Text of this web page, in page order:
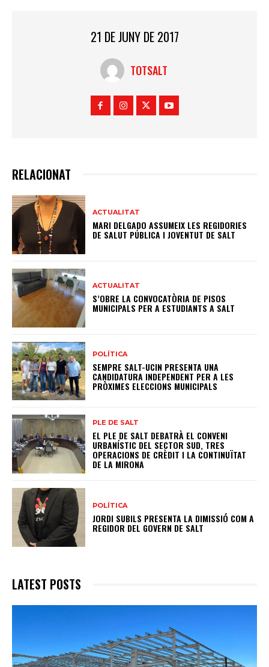
21 DE JUNY DE 2017
TOTSALT
RELACIONAT
ACTUALITAT
MARI DELGADO ASSUMEIX LES REGIDORIES
DE SALUT PÚBLICA I JOVENTUT DE SALT
ACTUALITAT
S’OBRE LA CONVOCATÒRIA DE PISOS
MUNICIPALS PER A ESTUDIANTS A SALT
POLÍTICA
SEMPRE SALT-UCIN PRESENTA UNA
CANDIDATURA INDEPENDENT PER A LES
PRÒXIMES ELECCIONS MUNICIPALS
PLE DE SALT
EL PLE DE SALT DEBATRÀ EL CONVENI
URBANÍSTIC DEL SECTOR SUD, TRES
OPERACIONS DE CRÈDIT I LA CONTINUÏTAT
DE LA MIRONA
POLÍTICA
JORDI SUBILS PRESENTA LA DIMISSIÓ COM A
REGIDOR DEL GOVERN DE SALT
LATEST POSTS